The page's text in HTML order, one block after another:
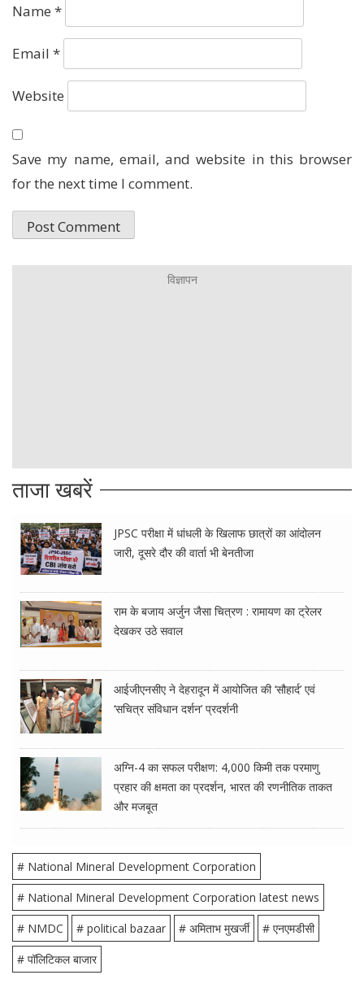
Name *
Email *
Website
Save my name, email, and website in this browser
for the next time I comment.
ताजा खबरें
JPSC परीक्षा में धांधली के खिलाफ छात्रों का आंदोलन
जारी, दूसरे दौर की वार्ता भी बेनतीजा
राम के बजाय अर्जुन जैसा चित्रण : रामायण का ट्रेलर
देखकर उठे सवाल
आईजीएनसीए ने देहरादून में आयोजित की ‘सौहार्द’ एवं
‘सचित्र संविधान दर्शन’ प्रदर्शनी
अग्नि-4 का सफल परीक्षण: 4,000 किमी तक परमाणु
प्रहार की क्षमता का प्रदर्शन, भारत की रणनीतिक ताकत
और मजबूत
# National Mineral Development Corporation
# National Mineral Development Corporation latest news
# NMDC
# political bazaar # अमिताभ मुखर्जी
# एनएमडीसी
# पॉलिटिकल बाजार